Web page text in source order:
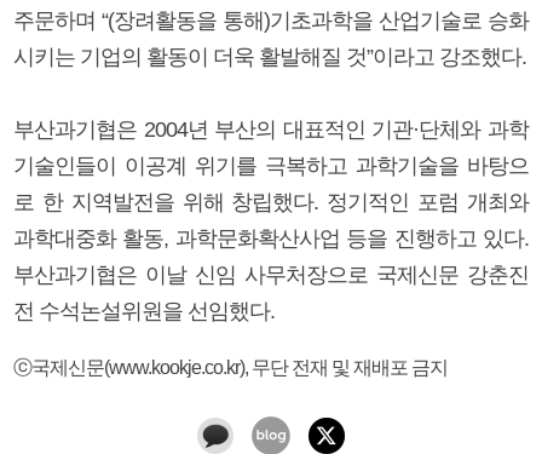
주문하며 “(장려활동을 통해)기초과학을 산업기술로 승화
시키는 기업의 활동이 더욱 활발해질 것”이라고 강조했다.
부산과기협은 2004년 부산의 대표적인 기관·단체와 과학
기술인들이 이공계 위기를 극복하고 과학기술을 바탕으
로 한 지역발전을 위해 창립했다. 정기적인 포럼 개최와
과학대중화 활동, 과학문화확산사업 등을 진행하고 있다.
부산과기협은 이날 신임 사무처장으로 국제신문 강춘진
전 수석논설위원을 선임했다.
ⓒ국제신문(www.kookje.co.kr), 무단 전재 및 재배포 금지